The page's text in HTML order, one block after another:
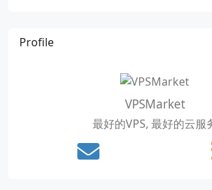
Profile
VPSMarket
最好的VPS, 最好的云服